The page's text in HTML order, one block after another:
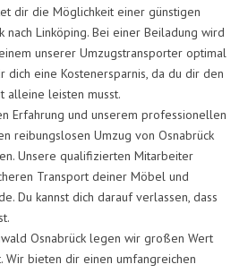
dir die Möglichkeit einer günstigen
nach Linköping. Bei einer Beiladung wird
unserer Umzugstransporter optimal
dich eine Kostenersparnis, da du dir den
alleine leisten musst.
Erfahrung und unserem professionellen
reibungslosen Umzug von Osnabrück
Unsere qualifizierten Mitarbeiter
Transport deiner Möbel und
Du kannst dich darauf verlassen, dass
Osnabrück legen wir großen Wert
Wir bieten dir einen umfangreichen